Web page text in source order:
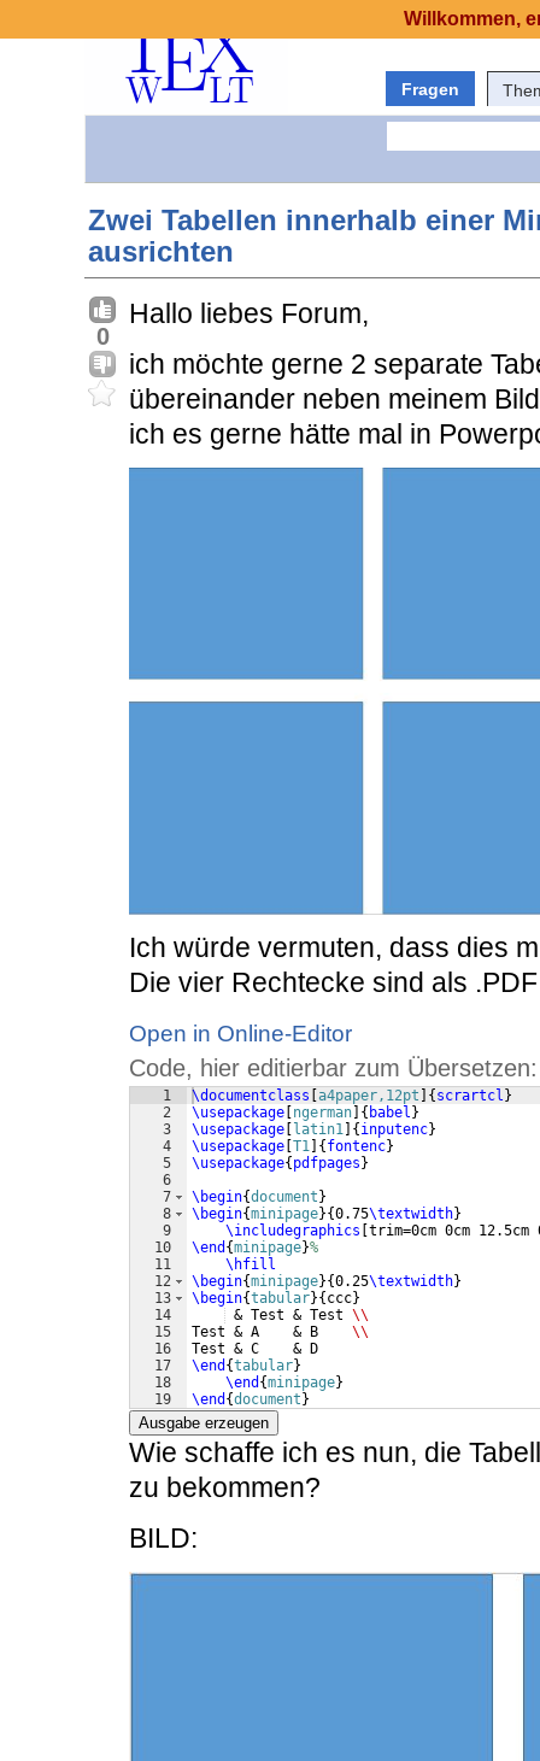
Fragen
Zwei Tabellen innerhalb einer
ausrichten
0
Hallo liebes Forum,
ich möchte gerne 2 separate
übereinander neben meinem
ich es gerne hätte mal in
Ich würde vermuten, dass dies
Die vier Rechtecke sind als
Open in Online-Editor
Code, hier editierbar zum Übersetzen:
1
2
3
4
5
6
7
8
9
10
11
12
13
14
15
16
17
18
19
\documentclass a4paper,12pt { scrartcl }
\usepackage ngerman { babel }
\usepackage
latin1 { inputenc}
\usepackage T1 { fontenc}
\usepackage{ pdfpages }
\begin{document }
\begin{minipage}{0.75\textwidth}
\includegraphics trim=0cm 0cm
\end {minipage}%
\hfill
\begin{minipage}{0.25\textwidth}
\begin{tabular}{ ccc}
& Test & Test \\
Test & A    & B \\
Test & C    & D
\end {tabular}
\end {minipage}
\end {document }
Ausgabe erzeugen
Wie schaffe ich es nun, die
zu bekommen?
BILD:
Willkommen,